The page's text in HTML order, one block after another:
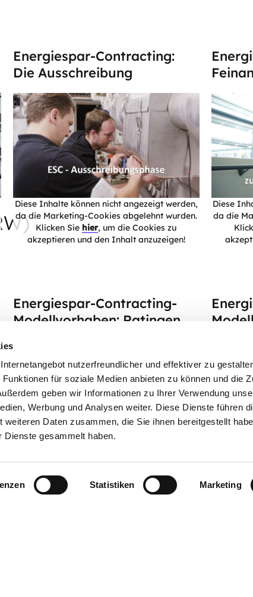
nutzerfreundlicher und effektiver zu
für soziale Medien anbieten zu können und die
geben wir Informationen zu Ihrer Verwendung
Werbung und Analysen weiter. Diese Dienste führen
Daten zusammen, die Sie ihnen bereitgestellt
Dienste gesammelt haben.
Statistiken Marketing
Energiespar-Contracting:
Die Ausschreibung
Diese Inhalte können nicht angezeigt werden,
da die Marketing-Cookies abgelehnt wurden.
Klicken Sie hier, um die Cookies zu
akzeptieren und den Inhalt anzuzeigen!
Diese
da die
Energiespar-Contracting-
Modellvorhaben: Ratingen
da die Marketing-Cookies abgelehnt wurden.
Klicken Sie
hier, um die Cookies zu
da die